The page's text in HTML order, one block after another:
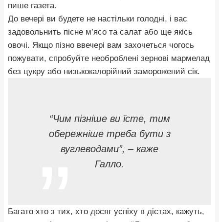
пише газета.
До вечері ви будете не настільки голодні, і вас
задовольнить пісне м’ясо та салат або ще якісь
овочі. Якщо пізно ввечері вам захочеться чогось
пожувати, спробуйте необроблені зернові мармелад
без цукру або низькокалорійний заморожений сік.
“Чим пізніше ви їсте, тим
обережніше треба бути з
вуглеводами”, – каже
Галло.
Багато хто з тих, хто досяг успіху в дієтах, кажуть,